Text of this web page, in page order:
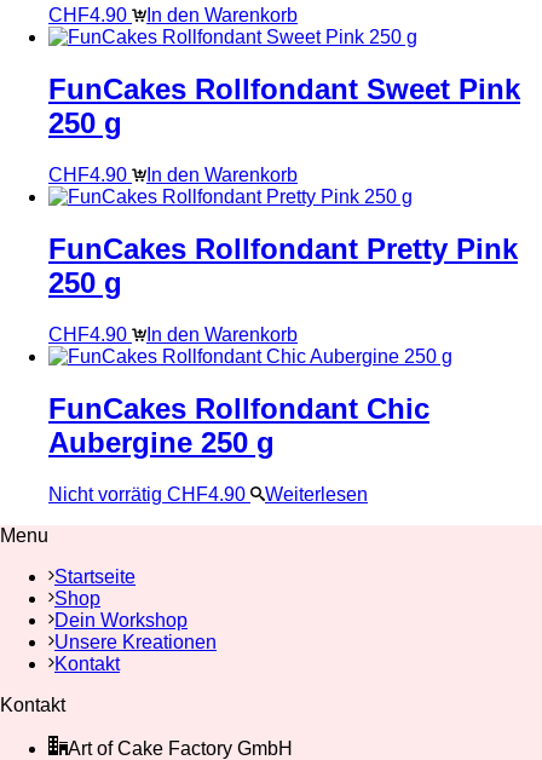
CHF4.90 In den Warenkorb
FunCakes Rollfondant Sweet Pink
250 g
CHF4.90 In den Warenkorb
FunCakes Rollfondant Pretty Pink
250 g
CHF4.90 In den Warenkorb
FunCakes Rollfondant Chic
Aubergine 250 g
Nicht vorrätig CHF4.90
Weiterlesen
Menu
Startseite
Shop
Dein Workshop
Unsere Kreationen
Kontakt
Kontakt
Art of Cake Factory GmbH